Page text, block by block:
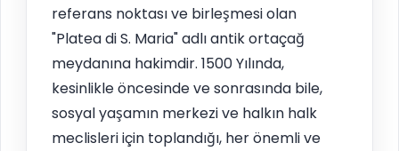
referans noktası ve birleşmesi olan
"Platea di S. Maria" adlı antik ortaçağ
meydanına hakimdir. 1500 Yılında,
kesinlikle öncesinde ve sonrasında bile,
sosyal yaşamın merkezi ve halkın halk
meclisleri için toplandığı, her önemli ve